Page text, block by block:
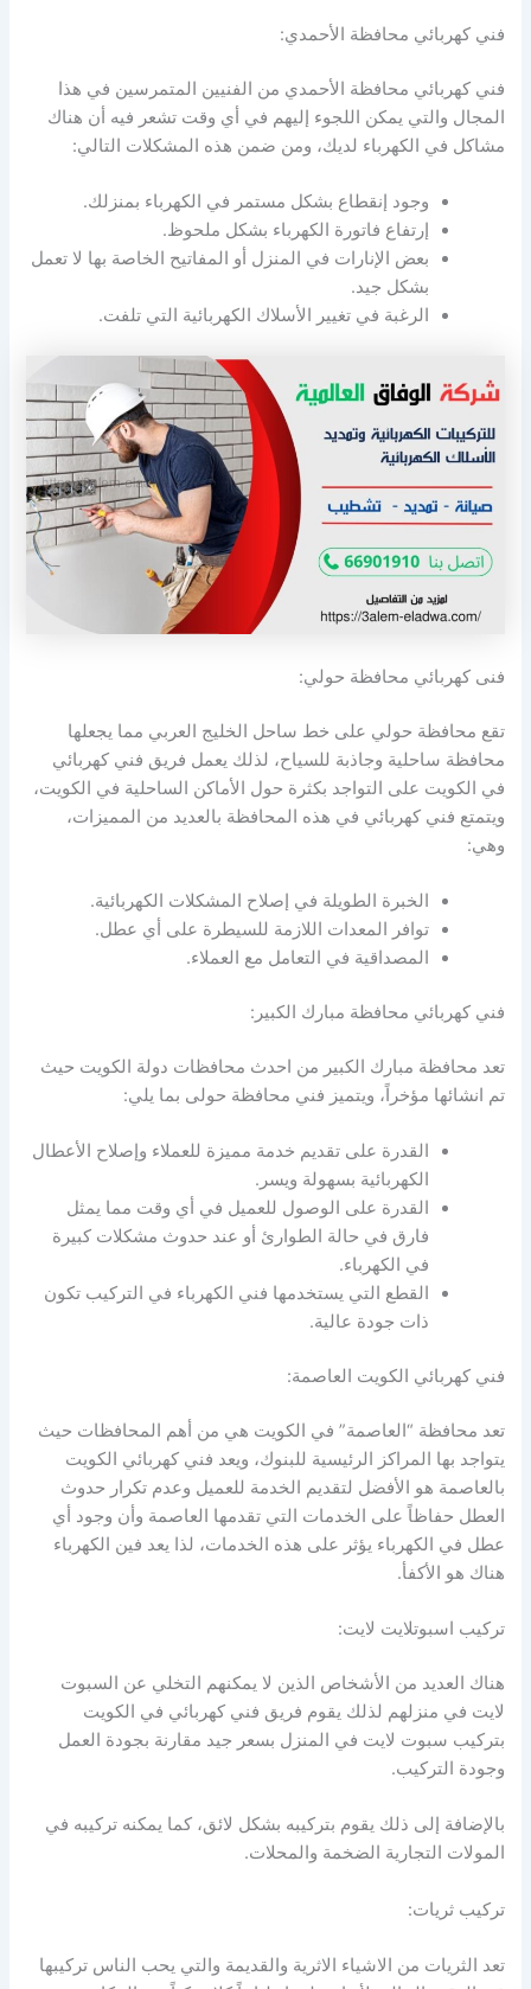
فني كهربائي محافظة الأحمدي:
فني كهربائي محافظة الأحمدي من الفنيين المتمرسين في هذا
المجال والتي يمكن اللجوء إليهم في أي وقت تشعر فيه أن هناك
مشاكل في الكهرباء لديك، ومن ضمن هذه المشكلات التالي:
وجود إنقطاع بشكل مستمر في الكهرباء بمنزلك.
إرتفاع فاتورة الكهرباء بشكل ملحوظ.
بعض الإنارات في المنزل أو المفاتيح الخاصة بها لا تعمل
بشكل جيد.
الرغبة في تغيير الأسلاك الكهربائية التي تلفت.
فنى كهربائي محافظة حولي:
تقع محافظة حولي على خط ساحل الخليج العربي مما يجعلها
محافظة ساحلية وجاذبة للسياح، لذلك يعمل فريق فني كهربائي
في الكويت على التواجد بكثرة حول الأماكن الساحلية في الكويت،
ويتمتع فني كهربائي في هذه المحافظة بالعديد من المميزات،
وهي:
الخبرة الطويلة في إصلاح المشكلات الكهربائية.
توافر المعدات اللازمة للسيطرة على أي عطل.
المصداقية في التعامل مع العملاء.
فني كهربائي محافظة مبارك الكبير:
تعد محافظة مبارك الكبير من احدث محافظات دولة الكويت حيث
تم انشائها مؤخراً، ويتميز فني محافظة حولى بما يلي:
القدرة على تقديم خدمة مميزة للعملاء وإصلاح الأعطال
الكهربائية بسهولة ويسر.
القدرة على الوصول للعميل في أي وقت مما يمثل
فارق في حالة الطوارئ أو عند حدوث مشكلات كبيرة
في الكهرباء.
القطع التي يستخدمها فني الكهرباء في التركيب تكون
ذات جودة عالية.
فني كهربائي الكويت العاصمة:
تعد محافظة “العاصمة” في الكويت هي من أهم المحافظات حيث
يتواجد بها المراكز الرئيسية للبنوك، ويعد فني كهربائي الكويت
بالعاصمة هو الأفضل لتقديم الخدمة للعميل وعدم تكرار حدوث
العطل حفاظاً على الخدمات التي تقدمها العاصمة وأن وجود أي
عطل في الكهرباء يؤثر على هذه الخدمات، لذا يعد فين الكهرباء
هناك هو الأكفأ.
تركيب اسبوتلايت لايت:
هناك العديد من الأشخاص الذين لا يمكنهم التخلي عن السبوت
لايت في منزلهم لذلك يقوم فريق فني كهربائي في الكويت
بتركيب سبوت لايت في المنزل بسعر جيد مقارنة بجودة العمل
وجودة التركيب.
بالإضافة إلى ذلك يقوم بتركيبه بشكل لائق، كما يمكنه تركيبه في
المولات التجارية الضخمة والمحلات.
تركيب ثريات:
تعد الثريات من الاشياء الاثرية والقديمة والتي يحب الناس تركيبها